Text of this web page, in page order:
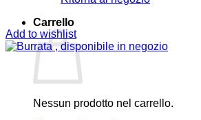
Carrello
Nessun prodotto nel carrello.
Add to wishlist